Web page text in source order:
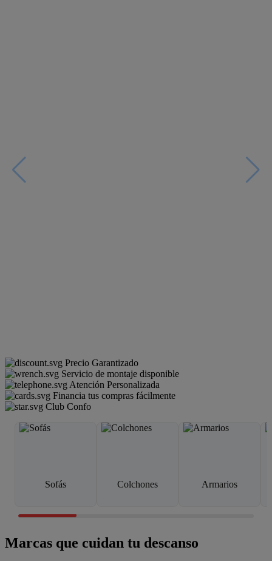
Precio Garantizado
Servicio de montaje disponible
Atención Personalizada
Financia tus compras fácilmente
Club Confo
Sofás Colchones Armarios
Marcas que cuidan tu descanso